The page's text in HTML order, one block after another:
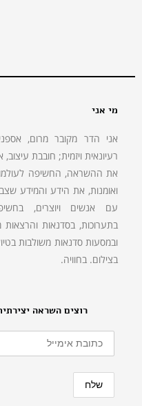
רוצים השראה
מי אני
אני הדר מקובר מרום,
רעיונאית ויזמית; חובבת עיצוב,
את ההשראה, החשיפה
ואומנות, את הידע והמידע
עם אנשים ויוצרים,
בתערוכות, בסדנאות והרצאות
ובמסעות סדנאות משולבות
בצילום. בחוויה.